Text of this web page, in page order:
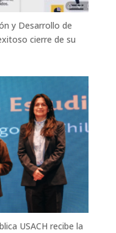
y Desarrollo de
cierre de su
USACH recibe la